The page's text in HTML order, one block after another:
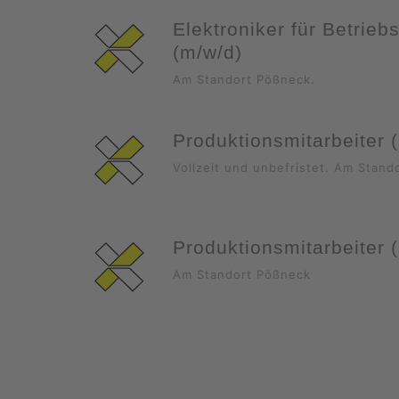
Elektroniker für
(m/w/d)
Am Standort Pößneck.
Produktionsmitarbeiter
Vollzeit und unbefristet. Am
Produktionsmitarbeiter
Am Standort Pößneck